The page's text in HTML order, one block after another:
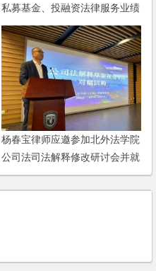
私募基金、投融资法律服务业绩
动态
杨春宝律师应邀参加北外法学院
公司法司法解释修改研讨会并就
回购条款专门发言